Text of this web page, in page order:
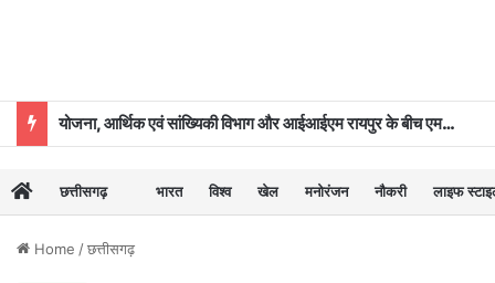
योजना, आर्थिक एवं सांख्यिकी विभाग और आईआईएम रायपुर के बीच एमओयू
छत्तीसगढ़ भारत विश्व खेल मनोरंजन नौकरी लाइफ
Home /छत्तीसगढ़